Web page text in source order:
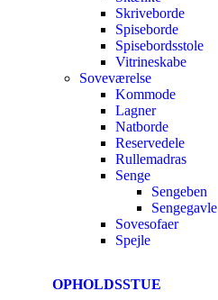
Skriveborde
Spiseborde
Spisebordsstole
Vitrineskabe
Soveværelse
Kommode
Lagner
Natborde
Reservedele
Rullemadras
Senge
Sengeben
Sengegavle
Sovesofaer
Spejle
OPHOLDSSTUE